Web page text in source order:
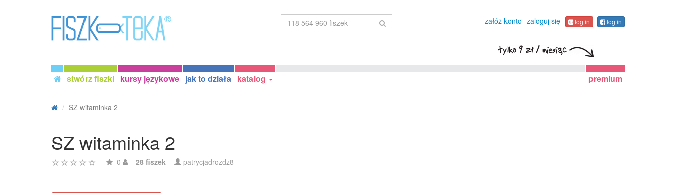
załóż konto zaloguj się log in log in
stwórz fiszki kursy językowe jak to działa katalog premium
SZ witaminka 2
SZ witaminka 2
0 28 fiszek patrycjadrozdz8